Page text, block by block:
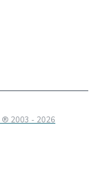
® 2003 - 2026